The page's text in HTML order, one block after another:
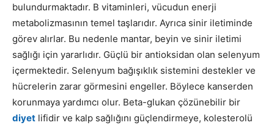
bulundurmaktadır. B vitaminleri, vücudun enerji
metabolizmasının temel taşlarıdır. Ayrıca sinir iletiminde
görev alırlar. Bu nedenle mantar, beyin ve sinir iletimi
sağlığı için yararlıdır. Güçlü bir antioksidan olan selenyum
içermektedir. Selenyum bağışıklık sistemini destekler ve
hücrelerin zarar görmesini engeller. Böylece kanserden
korunmaya yardımcı olur. Beta-glukan çözünebilir bir
diyet lifidir ve kalp sağlığını güçlendirmeye, kolesterolü